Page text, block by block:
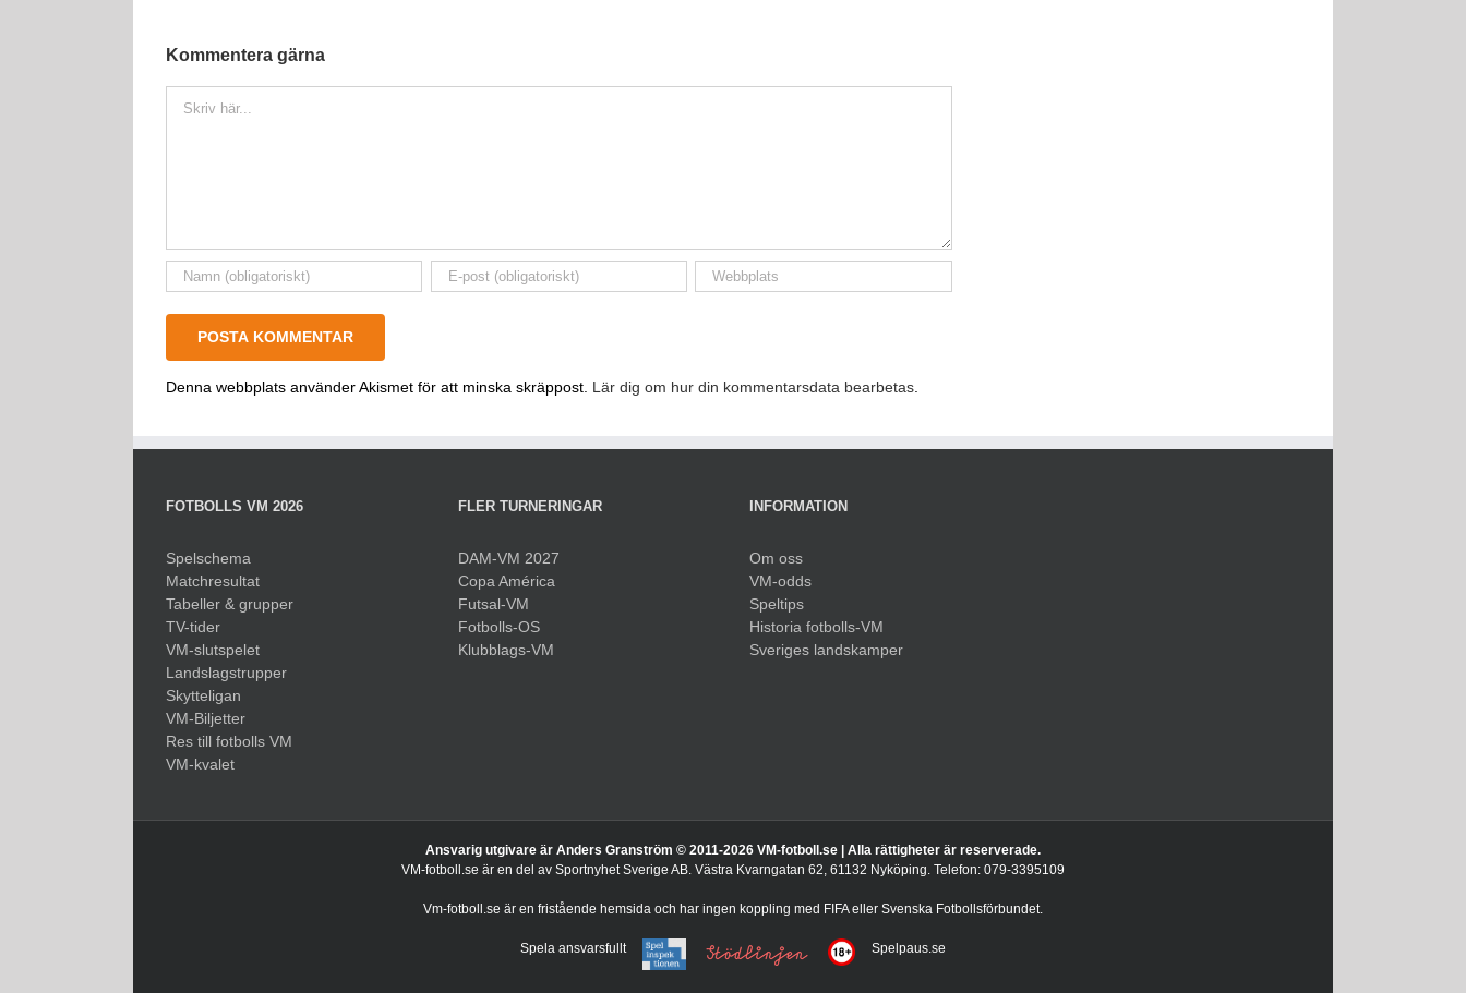
Kommentera gärna
Denna webbplats använder Akismet för att minska skräppost. Lär dig om hur din kommentarsdata bearbetas.
FOTBOLLS VM 2026
Spelschema
Matchresultat
Tabeller & grupper
TV-tider
VM-slutspelet
Landslagstrupper
Skytteligan
VM-Biljetter
Res till fotbolls VM
VM-kvalet
FLER TURNERINGAR
DAM-VM 2027
Copa América
Futsal-VM
Fotbolls-OS
Klubblags-VM
INFORMATION
Om oss
VM-odds
Speltips
Historia fotbolls-VM
Sveriges landskamper
Ansvarig utgivare är Anders Granström © 2011-2026 VM-fotboll.se | Alla rättigheter är reserverade.
VM-fotboll.se är en del av Sportnyhet Sverige AB. Västra Kvarngatan 62, 61132 Nyköping. Telefon: 079-3395109
Vm-fotboll.se är en fristående hemsida och har ingen koppling med FIFA eller Svenska Fotbollsförbundet.
Spela ansvarsfullt Spelpaus.se